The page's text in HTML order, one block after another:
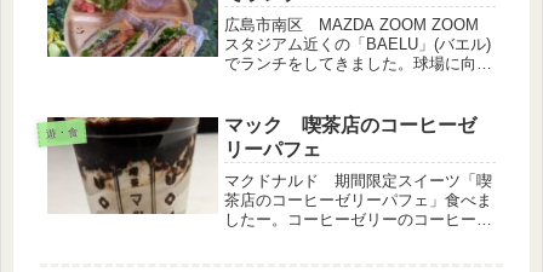
広島市南区 MAZDA ZOOM ZOOM
スタジアム近くの「BAELU」(バエル)
でランチをしてきました。球場に向か
所。以前は中華料理のお店でしたが、
確か２０２０年にバエ...
遊・食
マック 喫茶店のコーヒーゼ
リーパフェ
マクドナルド 期間限定スイーツ「喫
茶店のコーヒーゼリーパフェ」食べま
したー。コーヒーゼリーのコーヒーが